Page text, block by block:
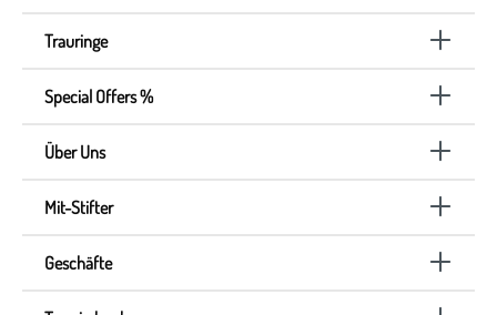
Trauringe
Special Offers %
Über Uns
Mit-Stifter
Geschäfte